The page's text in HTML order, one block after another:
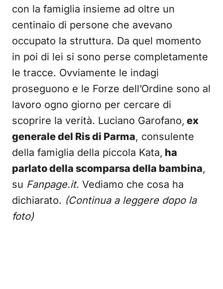
con la famiglia insieme ad oltre un
centinaio di persone che avevano
occupato la struttura. Da quel momento
in poi di lei si sono perse completamente
le tracce. Ovviamente le indagi
proseguono e le Forze dell’Ordine sono al
lavoro ogno giorno per cercare di
scoprire la verità. Luciano Garofano, ex
generale del Ris di Parma, consulente
della famiglia della piccola Kata, ha
parlato della scomparsa della bambina,
su Fanpage.it. Vediamo che cosa ha
dichiarato. (Continua a leggere dopo la
foto)